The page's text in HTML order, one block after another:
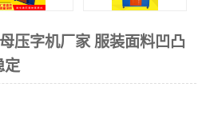
压字机厂家 服装面料凹凸
定